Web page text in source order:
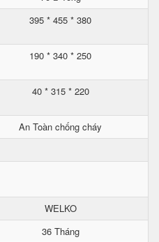
395 * 455 * 380
190 * 340 * 250
40 * 315 * 220
An Toàn chống cháy
WELKO
36 Tháng